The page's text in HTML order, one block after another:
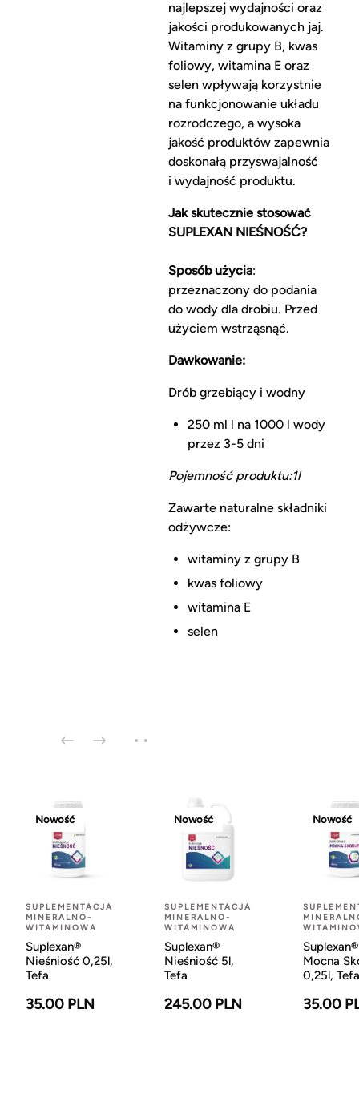
najlepszej wydajności oraz
jakości produkowanych jaj.
Witaminy z grupy B, kwas
foliowy, witamina E oraz
selen wpływają korzystnie
na funkcjonowanie układu
rozrodczego, a wysoka
jakość produktów zapewnia
doskonałą przyswajalność
i wydajność produktu.
Jak skutecznie stosować
SUPLEXAN NIEŚNOŚĆ?
Sposób użycia:
przeznaczony do podania
do wody dla drobiu. Przed
użyciem wstrząsnąć.
Dawkowanie:
Drób grzebiący i wodny
250 ml l na 1000 l wody
przez 3-5 dni
Pojemność produktu:1l
Zawarte naturalne składniki
odżywcze:
witaminy z grupy B
kwas foliowy
witamina E
selen
Nowość
SUPLEMENTACJA
MINERALNO-
WITAMINOWA
Suplexan®
Nieśniość 0,25l,
Tefa
35.00 PLN
Nowość
SUPLEMENTACJA
MINERALNO-
WITAMINOWA
Suplexan®
Nieśniość 5l,
Tefa
245.00 PLN
Nowość
Suplexan®
Mocna
0,25l, Tefa
35.00